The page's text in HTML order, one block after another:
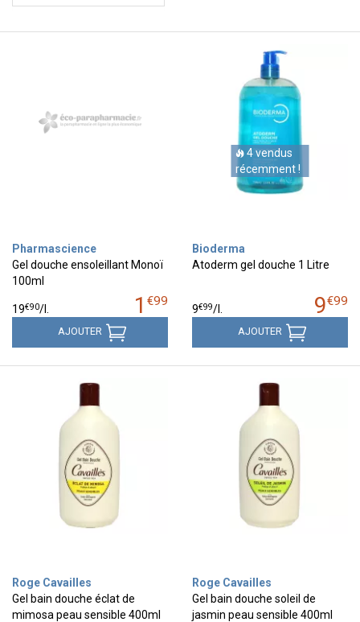
Pharmascience
Gel douche ensoleillant Monoï
100ml
1 €99
19€90/l.
AJOUTER
4 vendus
récemment !
Bioderma
Atoderm gel douche 1 Litre
9€99
9€99/l.
AJOUTER
Roge Cavailles
Gel bain douche éclat de
mimosa peau sensible 400ml
Roge Cavailles
Gel bain douche soleil de
jasmin peau sensible 400ml